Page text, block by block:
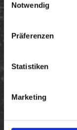
Notwendig
Präferenzen
Statistiken
Marketing